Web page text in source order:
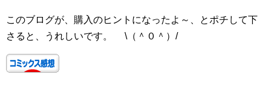
このブログが、購入のヒントになったよ～、とポチして下
さると、うれしいです。 \（＾０＾）/